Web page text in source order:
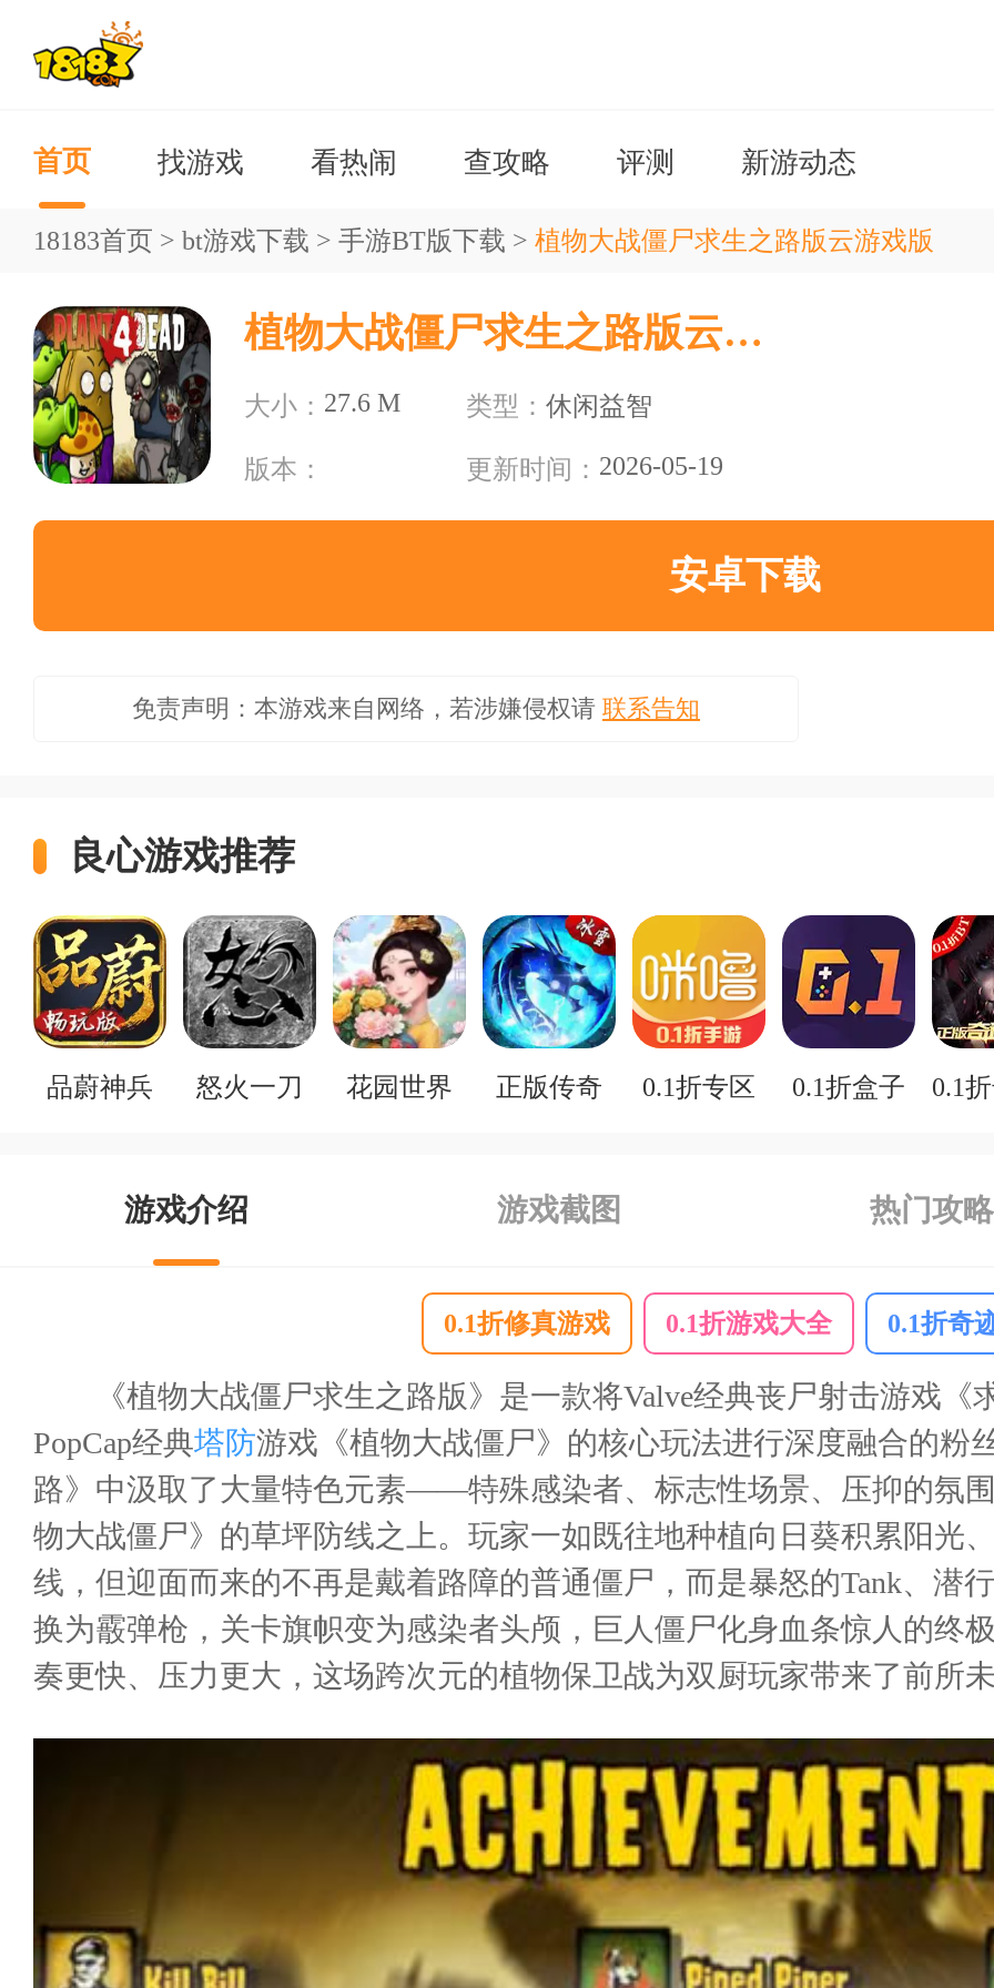
首页 找游戏 看热闹 查攻略 评测 新游动态
18183首页 > bt游戏下载 > 手游BT版下载 > 植物大战僵尸求生之路版云游戏版
植物大战僵尸求生之路版云游戏版
大小： 27.6 M 类型： 休闲益智
版本： 更新时间： 2026-05-19
安卓下载
免责声明：本游戏来自网络，若涉嫌侵权请 联系告知
良心游戏推荐
品蔚神兵 怒火一刀 花园世界 正版传奇 0.1折专区 0.1折盒子
游戏介绍 游戏截图 热门攻略
0.1折修真游戏 0.1折游戏大全 0.1折奇
《植物大战僵尸求生之路版》是一款将Valve经典丧尸射击游戏
PopCap经典塔防游戏《植物大战僵尸》的核心玩法进行深度融合的粉
路》中汲取了大量特色元素——特殊感染者、标志性场景、压抑的氛
物大战僵尸》的草坪防线之上。玩家一如既往地种植向日葵积累阳光
线，但迎面而来的不再是戴着路障的普通僵尸，而是暴怒的Tank、潜
换为霰弹枪，关卡旗帜变为感染者头颅，巨人僵尸化身血条惊人的终
奏更快、压力更大，这场跨次元的植物保卫战为双厨玩家带来了前所